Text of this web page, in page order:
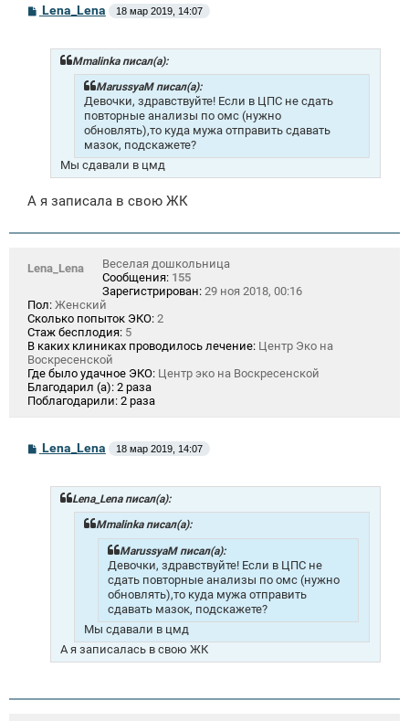
СLena_Lena 18 мар 2019, 14:07
Mmalinka писал(а):
MarussyaM писал(а):
Девочки, здравствуйте! Если в ЦПС не сдать
повторные анализы по омс (нужно
обновлять),то куда мужа отправить сдавать
мазок, подскажете?
Мы сдавали в цмд
А я записала в свою ЖК
Lena_Lena
Веселая дошкольница
Сообщения: 155
Зарегистрирован: 29 ноя 2018, 00:16
Пол: Женский
Сколько попыток ЭКО: 2
Стаж бесплодия: 5
В каких клиниках проводилось лечение: Центр Эко на
Воскресенской
Где было удачное ЭКО: Центр эко на Воскресенской
Благодарил (а): 2 раза
Поблагодарили: 2 раза
СLena_Lena 18 мар 2019, 14:07
Lena_Lena писал(а):
Mmalinka писал(а):
MarussyaM писал(а):
Девочки, здравствуйте! Если в ЦПС не
сдать повторные анализы по омс (нужно
обновлять),то куда мужа отправить
сдавать мазок, подскажете?
Мы сдавали в цмд
А я записалась в свою ЖК